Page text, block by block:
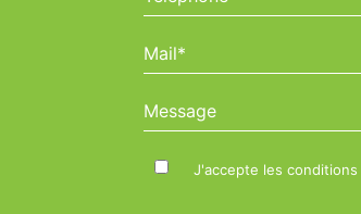
Mail*
Message
J'accepte les